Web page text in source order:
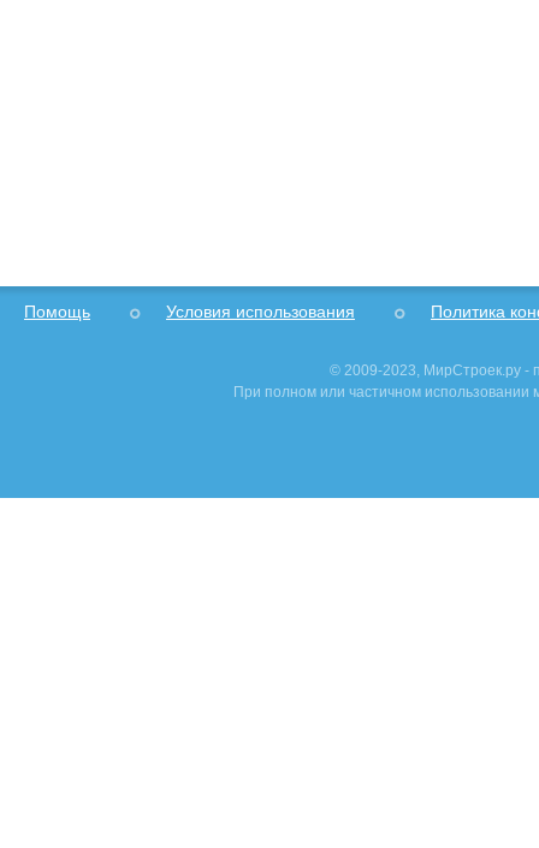
Помощь Условия использования Политика
© 2009-2023, МирСтроек.ру -
При полном или частичном использовании